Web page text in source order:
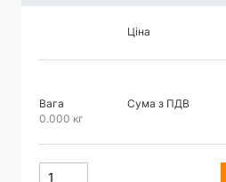
Ціна
Вага
0.000 кг
Сума з ПДВ